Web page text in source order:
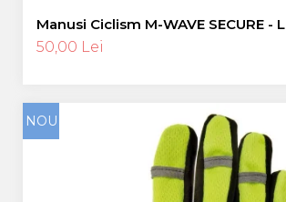
Manusi Ciclism M-WAVE SECURE - L
50,00 Lei
NOU